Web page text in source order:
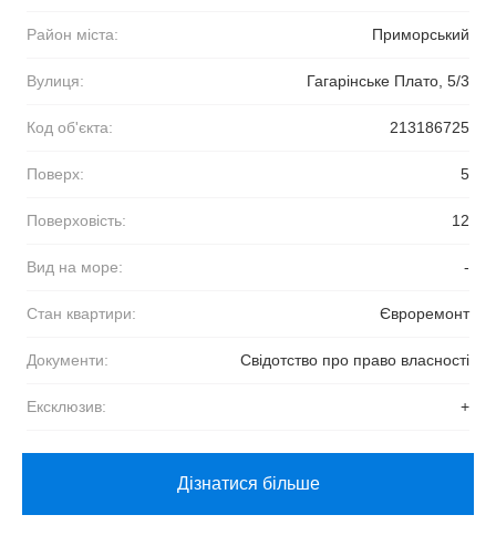
Район міста: Приморський
Вулиця: Гагарінське Плато, 5/3
Код об'єкта: 213186725
Поверх: 5
Поверховість: 12
Вид на море: -
Стан квартири: Євроремонт
Документи: Свідотство про право власності
Ексклюзив: +
Дізнатися більше